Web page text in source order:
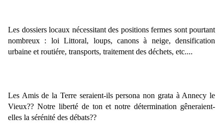
Les dossiers locaux nécessitant des positions fermes sont pourtant
nombreux : loi Littoral, loups, canons à neige, densification
urbaine et routiére, transports, traitement des déchets, etc....
Les Amis de la Terre seraient-ils persona non grata à Annecy le
Vieux?? Notre liberté de ton et notre détermination gêneraient-
elles la sérénité des débats??